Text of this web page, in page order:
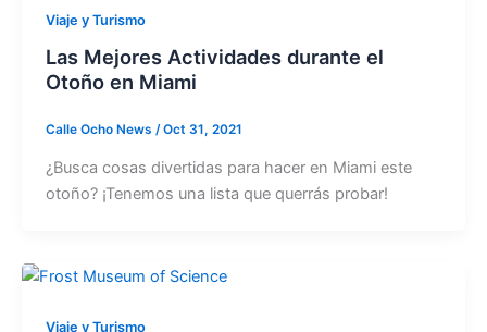
Viaje y Turismo
Las Mejores Actividades durante el
Otoño en Miami
Calle Ocho News /Oct 31, 2021
¿Busca cosas divertidas para hacer en Miami este
otoño? ¡Tenemos una lista que querrás probar!
Viaje y Turismo